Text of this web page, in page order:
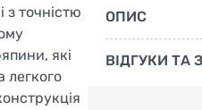
з точністю
які
легкого
ОПИС
ВІДГУКИ ТА